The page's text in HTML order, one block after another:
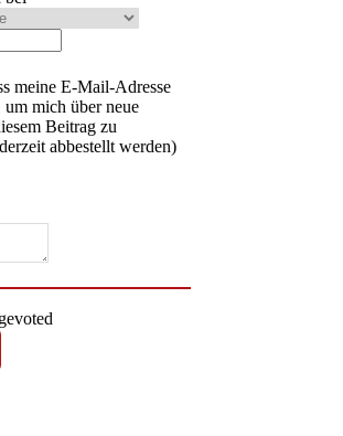
meine E-Mail-Adresse
mich über neue
Beitrag zu
abbestellt werden)